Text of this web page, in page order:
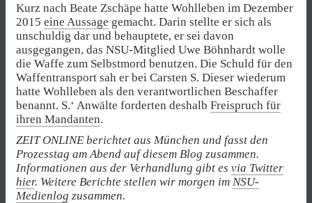
Kurz nach Beate Zschäpe hatte Wohlleben im Dezember
2015 eine Aussage gemacht. Darin stellte er sich als
unschuldig dar und behauptete, er sei davon
ausgegangen, das NSU-Mitglied Uwe Böhnhardt wolle
die Waffe zum Selbstmord benutzen. Die Schuld für den
Waffentransport sah er bei Carsten S. Dieser wiederum
hatte Wohlleben als den verantwortlichen Beschaffer
benannt. S.‘ Anwälte forderten deshalb Freispruch für
ihren Mandanten.
ZEIT ONLINE berichtet aus München und fasst den
Prozesstag am Abend auf diesem Blog zusammen.
Informationen aus der Verhandlung gibt es via Twitter
hier. Weitere Berichte stellen wir morgen im NSU-
Medienlog zusammen.